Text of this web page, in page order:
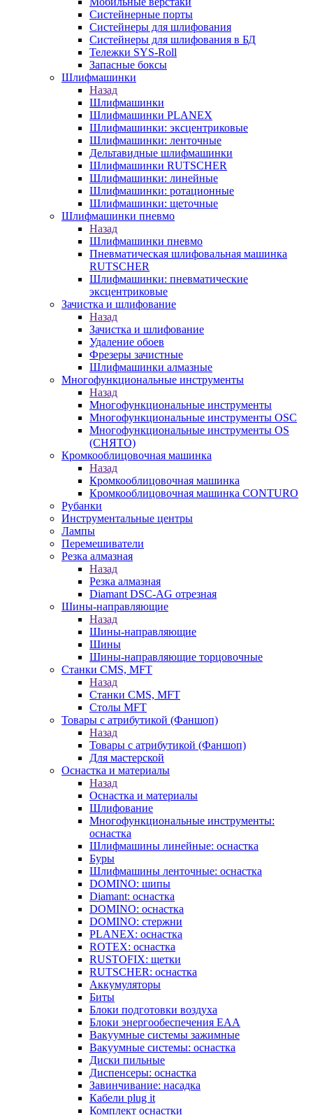
Систейнерные порты
Систейнеры для шлифования
Систейнеры для шлифования в БД
Тележки SYS-Roll
Запасные боксы
Шлифмашинки
Назад
Шлифмашинки
Шлифмашинки PLANEX
Шлифмашинки: эксцентриковые
Шлифмашинки: ленточные
Дельтавидные шлифмашинки
Шлифмашинки RUTSCHER
Шлифмашинки: линейные
Шлифмашинки: ротационные
Шлифмашинки: щеточные
Шлифмашинки пневмо
Назад
Шлифмашинки пневмо
Пневматическая шлифовальная машинка
RUTSCHER
Шлифмашинки: пневматические
эксцентриковые
Зачистка и шлифование
Назад
Зачистка и шлифование
Удаление обоев
Фрезеры зачистные
Шлифмашинки алмазные
Многофункциональные инструменты
Назад
Многофункциональные инструменты
Многофункциональные инструменты OSC
Многофункциональные инструменты OS
(СНЯТО)
Кромкооблицовочная машинка
Назад
Кромкооблицовочная машинка
Кромкооблицовочная машинка CONTURO
Рубанки
Инструментальные центры
Лампы
Перемешиватели
Резка алмазная
Назад
Резка алмазная
Diamant DSC-AG отрезная
Шины-направляющие
Назад
Шины-направляющие
Шины
Шины-направляющие торцовочные
Станки CMS, MFT
Назад
Станки CMS, MFT
Столы MFT
Товары с атрибутикой (Фаншоп)
Назад
Товары с атрибутикой (Фаншоп)
Для мастерской
Оснастка и материалы
Назад
Оснастка и материалы
Шлифование
Многофункциональные инструменты:
оснастка
Шлифмашины линейные: оснастка
Буры
Шлифмашины ленточные: оснастка
DOMINO: шипы
Diamant: оснастка
DOMINO: оснастка
DOMINO: стержни
PLANEX: оснастка
ROTEX: оснастка
RUSTOFIX: щетки
RUTSCHER: оснастка
Аккумуляторы
Биты
Блоки подготовки воздуха
Блоки энергообеспечения EAA
Вакуумные системы зажимные
Вакуумные системы: оснастка
Диски пильные
Диспенсеры: оснастка
Завинчивание: насадка
Кабели plug it
Комплект оснастки